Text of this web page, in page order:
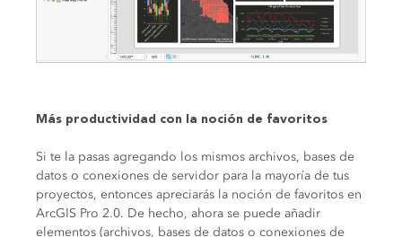
Más productividad con la noción de favoritos
Si te la pasas agregando los mismos archivos, bases de
datos o conexiones de servidor para la mayoría de tus
proyectos, entonces apreciarás la noción de favoritos en
ArcGIS Pro 2.0. De hecho, ahora se puede añadir
elementos (archivos, bases de datos o conexiones de